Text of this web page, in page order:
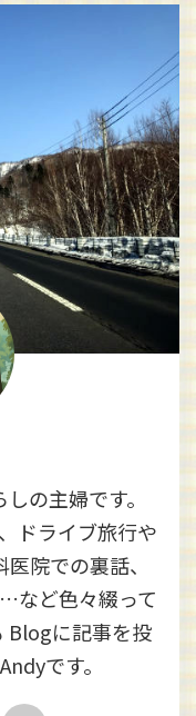
の主婦です。
ドライブ旅行や
院での裏話、
など色々綴って
Blogに記事を投
です。